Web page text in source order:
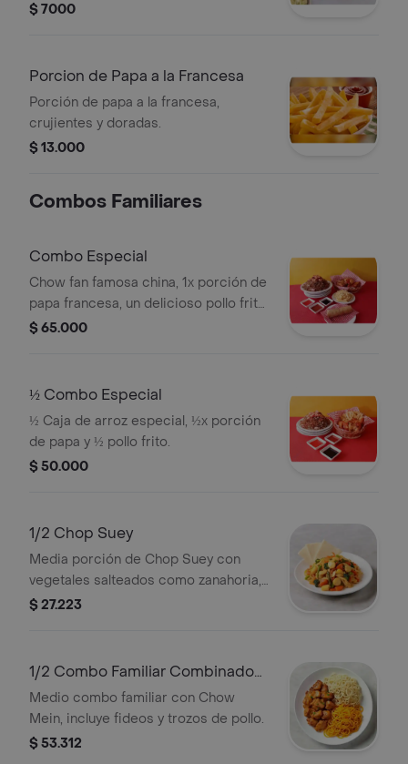
acompaña con salsas variadas.
$ 7000
Porcion de Papa a la Francesa
Porción de papa a la francesa,
crujientes y doradas.
$ 13.000
Combos Familiares
Combo Especial
Chow fan famosa china, 1x porción de
papa francesa, un delicioso pollo frito
y una lumpia.
$ 65.000
½ Combo Especial
½ Caja de arroz especial, ½x porción
de papa y ½ pollo frito.
$ 50.000
1/2 Chop Suey
Media porción de Chop Suey con
vegetales salteados como zanahoria,
brócoli y pimentón.
$ 27.223
1/2 Combo Familiar Combinado
Con Chow Mein
Medio combo familiar con Chow
Mein, incluye fideos y trozos de pollo.
$ 53.312